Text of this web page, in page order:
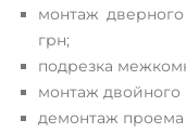
монтаж
грн;
подрезка
монтаж двойного
демонтаж проема